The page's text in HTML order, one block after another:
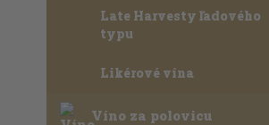
Late Harvesty ľadového
typu
Likérové vína
Víno za polovicu